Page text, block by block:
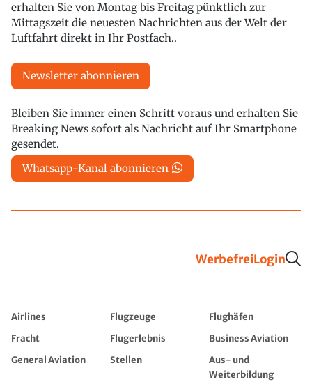
erhalten Sie von Montag bis Freitag pünktlich zur
Mittagszeit die neuesten Nachrichten aus der Welt der
Luftfahrt direkt in Ihr Postfach..
Newsletter abonnieren
Bleiben Sie immer einen Schritt voraus und erhalten Sie
Breaking News sofort als Nachricht auf Ihr Smartphone
gesendet.
Whatsapp-Kanal abonnieren
WerbefreiLogin
Airlines Flugzeuge
Flughäfen
Fracht
Flugerlebnis
Business Aviation
General Aviation
Stellen
Aus- und
Weiterbildung